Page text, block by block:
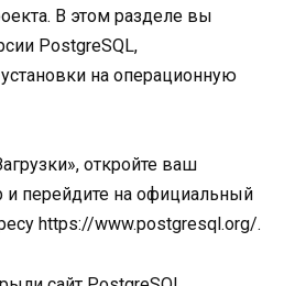
В этом разделе вы
PostgreSQL,
на операционную
откройте ваш
перейдите на официальный
https://www.postgresql.org/.